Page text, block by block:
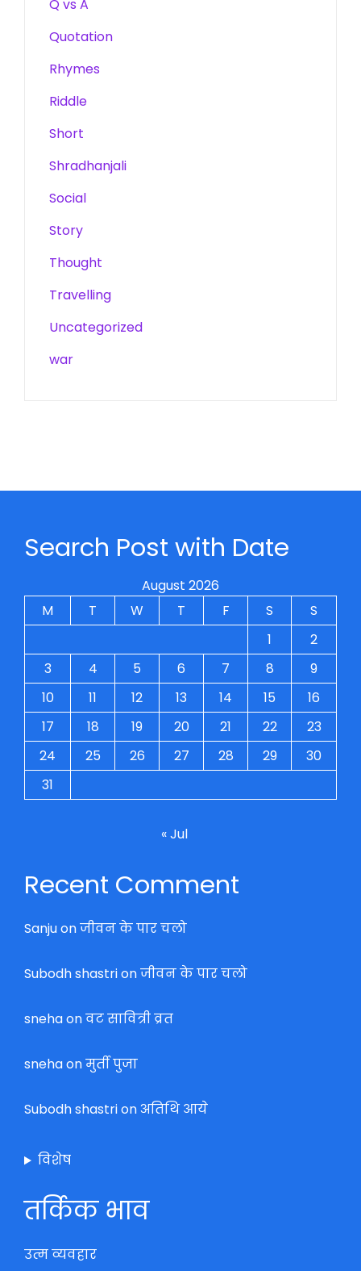
Q vs A
Quotation
Rhymes
Riddle
Short
Shradhanjali
Social
Story
Thought
Travelling
Uncategorized
war
Search Post with Date
August 2026
M
T W T F S
S
1
2
3
4 5 6 7 8
9
10
11 12 13 14 15
16
17
18 19 20 21 22
23
24
25 26 27 28 29
30
31
« Jul
Recent Comment
Sanjuonजीवन के पार चलो
Subodh shastrionजीवन के पार चलो
snehaonवट सावित्री व्रत
snehaonमुर्ती पुजा
Subodh shastrionअतिथि आये
विशेष
तर्किक भाव
उत्म व्यवहार